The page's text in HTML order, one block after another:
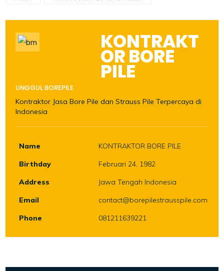
KONTRAKT
OR BORE
PILE
UNGGUL BOREPILE
Kontraktor Jasa Bore Pile dan Strauss Pile Terpercaya di
Indonesia
Name
KONTRAKTOR BORE PILE
Birthday
Februari 24, 1982
Address
Jawa Tengah Indonesia
Email
contact@borepilestrausspile.com
Phone
081211639221